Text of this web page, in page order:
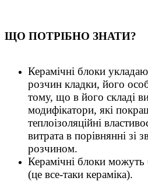
ЩО ПОТРІБНО ЗНАТИ?
Керамічні блоки
розчин кладки, його
тому, що в його складі
модифікатори, які
теплоізоляційні
витрата в порівнянні зі
розчином.
Керамічні блоки можуть
(це все-таки кераміка).